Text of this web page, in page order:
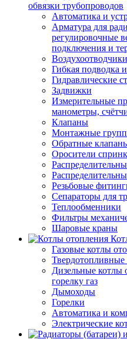
обвязки трубопроводов
Автоматика и
Арматура для
регулировочные
подключения и
Воздухоотводчики
Гибкая подводка
Гидравлические
Задвижки
Измерительные
манометры,
Клапаны
Монтажные
Обратные
Оросители
Резьбовые
Сепараторы для
Теплообменники
Фильтры
Шаровые краны
Газовые котлы
Твердотопливные
Дизельные котлы
горелку газ
Дымоходы
Горелки
Автоматика и
Электрические